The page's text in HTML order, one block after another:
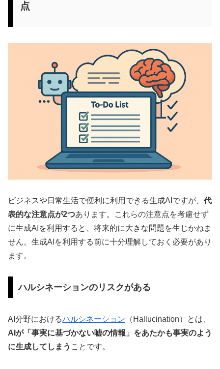
点
ビジネスや日常生活で便利に利用できる生成AIですが、 代
表的な注意点が2つあります。これらの注意点を考慮せず
に生成AIを利用すると、将来的に大きな問題を生じかねま
せん。生成AIを利用する前に十分理解しておく必要があり
ます。
ハルシネーションのリスクがある
AI分野におけるハルシネーション （Hallucination）とは、
AIが「事実に基づかない嘘の情報」をあたかも事実のよう
に生成してしまう ことです。